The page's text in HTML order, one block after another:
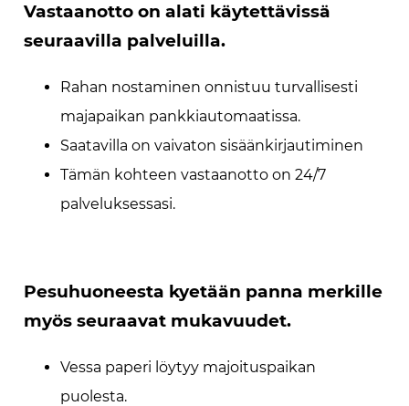
Vastaanotto on alati käytettävissä
seuraavilla palveluilla.
Rahan nostaminen onnistuu turvallisesti
majapaikan pankkiautomaatissa.
Saatavilla on vaivaton sisäänkirjautiminen
Tämän kohteen vastaanotto on 24/7
palveluksessasi.
Pesuhuoneesta kyetään panna merkille
myös seuraavat mukavuudet.
Vessa paperi löytyy majoituspaikan
puolesta.